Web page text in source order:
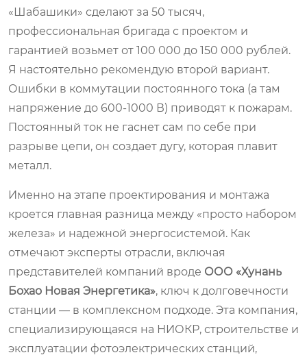
«Шабашики» сделают за 50 тысяч,
профессиональная бригада с проектом и
гарантией возьмет от 100 000 до 150 000 рублей.
Я настоятельно рекомендую второй вариант.
Ошибки в коммутации постоянного тока (а там
напряжение до 600-1000 В) приводят к пожарам.
Постоянный ток не гаснет сам по себе при
разрыве цепи, он создает дугу, которая плавит
металл.
Именно на этапе проектирования и монтажа
кроется главная разница между «просто набором
железа» и надежной энергосистемой. Как
отмечают эксперты отрасли, включая
представителей компаний вроде ООО «Хунань
Бохао Новая Энергетика», ключ к долговечности
станции — в комплексном подходе. Эта компания,
специализирующаяся на НИОКР, строительстве и
эксплуатации фотоэлектрических станций,